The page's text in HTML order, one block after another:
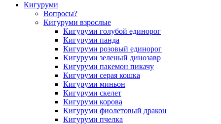
Кигуруми
Вопросы?
Кигуруми взрослые
Кигуруми голубой единорог
Кигуруми панда
Кигуруми розовый единорог
Кигуруми зеленый динозавр
Кигуруми пакемон пикачу
Кигуруми серая кошка
Кигуруми миньон
Кигуруми скелет
Кигуруми корова
Кигуруми фиолетовый дракон
Кигуруми пчелка